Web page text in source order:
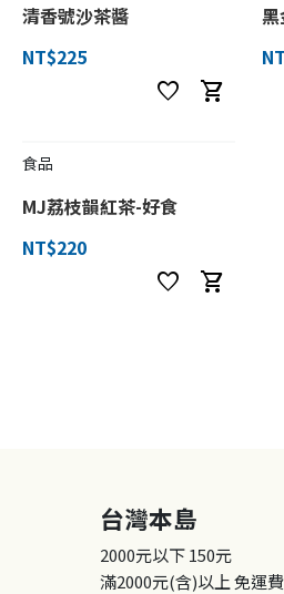
清香號沙茶醬
NT$225
favorite shopping_cart
食品
MJ荔枝韻紅茶-好食
NT$220
favorite shopping_cart
台灣本島
2000元以下150元
滿2000元(含)以上免運費